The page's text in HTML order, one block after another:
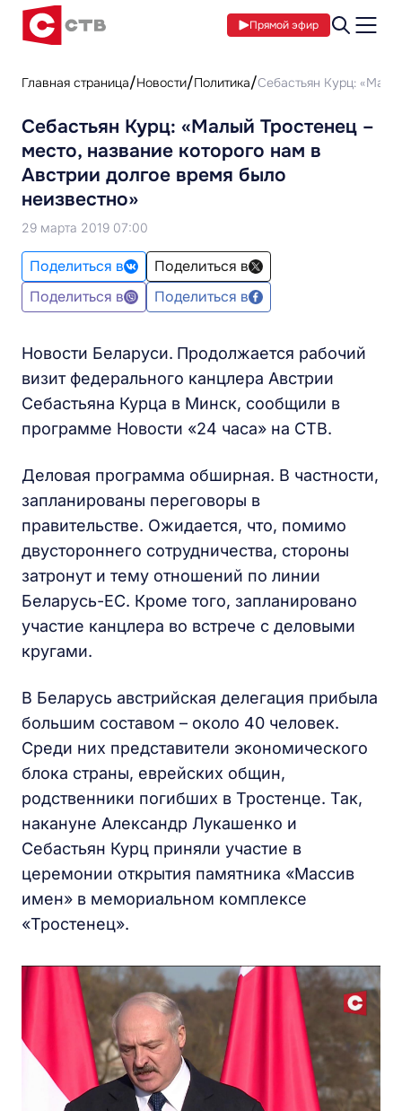
Прямой эфир
Главная страница Новости Политика Себастьян Курц:
Себастьян Курц: «Малый Тростенец –
место, название которого нам в
Австрии долгое время было
неизвестно»
29 марта 2019 07:00
Поделиться в
Поделиться в
Поделиться в
Поделиться в
Новости Беларуси. Продолжается рабочий
визит федерального канцлера Австрии
Себастьяна Курца в Минск, сообщили в
программе Новости «24 часа» на СТВ.
Деловая программа обширная. В частности,
запланированы переговоры в
правительстве. Ожидается, что, помимо
двустороннего сотрудничества, стороны
затронут и тему отношений по линии
Беларусь-ЕС. Кроме того, запланировано
участие канцлера во встрече с деловыми
кругами.
В Беларусь австрийская делегация прибыла
большим составом – около 40 человек.
Среди них представители экономического
блока страны, еврейских общин,
родственники погибших в Тростенце. Так,
накануне Александр Лукашенко и
Себастьян Курц приняли участие в
церемонии открытия памятника «Массив
имен» в мемориальном комплексе
«Тростенец».